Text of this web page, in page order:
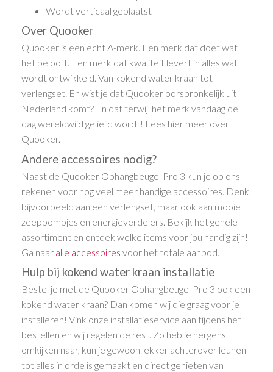
Wordt verticaal geplaatst
Over Quooker
Quooker is een echt A-merk. Een merk dat doet wat
het belooft. Een merk dat kwaliteit levert in alles wat
wordt ontwikkeld. Van kokend water kraan tot
verlengset. En wist je dat Quooker oorspronkelijk uit
Nederland komt? En dat terwijl het merk vandaag de
dag wereldwijd geliefd wordt! Lees hier meer over
Quooker.
Andere accessoires nodig?
Naast de Quooker Ophangbeugel Pro 3 kun je op ons
rekenen voor nog veel meer handige accessoires. Denk
bijvoorbeeld aan een verlengset, maar ook aan mooie
zeeppompjes en energieverdelers. Bekijk het gehele
assortiment en ontdek welke items voor jou handig zijn!
Ga naar alle accessoires voor het totale aanbod.
Hulp bij kokend water kraan installatie
Bestel je met de Quooker Ophangbeugel Pro 3 ook een
kokend water kraan? Dan komen wij die graag voor je
installeren! Vink onze installatieservice aan tijdens het
bestellen en wij regelen de rest. Zo heb je nergens
omkijken naar, kun je gewoon lekker achterover leunen
tot alles in orde is gemaakt en direct genieten van